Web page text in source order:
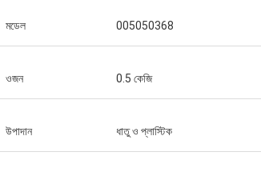
মডেল 005050368
ওজন 0.5 কেজি
উপাদান ধাতু ও প্লাস্টিক